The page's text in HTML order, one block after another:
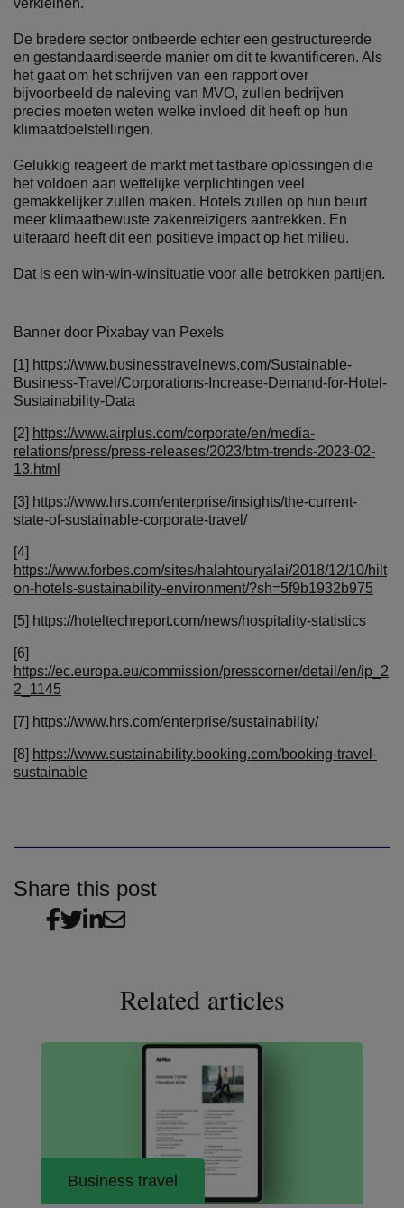
verkleinen.
De bredere sector ontbeerde echter een gestructureerde
en gestandaardiseerde manier om dit te kwantificeren. Als
het gaat om het schrijven van een rapport over
bijvoorbeeld de naleving van MVO, zullen bedrijven
precies moeten weten welke invloed dit heeft op hun
klimaatdoelstellingen.
Gelukkig reageert de markt met tastbare oplossingen die
het voldoen aan wettelijke verplichtingen veel
gemakkelijker zullen maken. Hotels zullen op hun beurt
meer klimaatbewuste zakenreizigers aantrekken. En
uiteraard heeft dit een positieve impact op het milieu.
Dat is een win-win-winsituatie voor alle betrokken partijen.
Banner door Pixabay van Pexels
[1] https://www.businesstravelnews.com/Sustainable-
Business-Travel/Corporations-Increase-Demand-for-Hotel-
Sustainability-Data
[2] https://www.airplus.com/corporate/en/media-
relations/press/press-releases/2023/btm-trends-2023-02-
13.html
[3] https://www.hrs.com/enterprise/insights/the-current-
state-of-sustainable-corporate-travel/
[4]
https://www.forbes.com/sites/halahtouryalai/2018/12/10/hilt
on-hotels-sustainability-environment/?sh=5f9b1932b975
[5] https://hoteltechreport.com/news/hospitality-statistics
[6]
https://ec.europa.eu/commission/presscorner/detail/en/ip_2
2_1145
[7] https://www.hrs.com/enterprise/sustainability/
[8] https://www.sustainability.booking.com/booking-travel-
sustainable
Share this post
Related articles
Business travel